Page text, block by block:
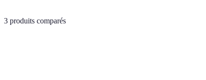
3 produits comparés